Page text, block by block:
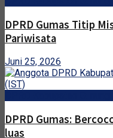
DPRD Gumas Titip
Pariwisata
Juni 25, 2026
DPRD Gumas:
luas